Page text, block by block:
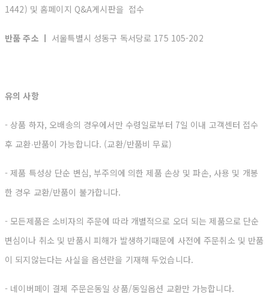
1442) 및 홈페이지 Q&A게시판을 접수
반품 주소 ㅣ 서울특별시 성동구 독서당로 175 105-202
유의 사항
- 상품 하자, 오배송의 경우에서만 수령일로부터 7일 이내 고객센터 접수
후 교환∙반품이 가능합니다. (교환/반품비 무료)
- 제품 특성상 단순 변심, 부주의에 의한 제품 손상 및 파손, 사용 및 개봉
한 경우 교환/반품이 불가합니다.
- 모든제품은 소비자의 주문에 따라 개별적으로 오더 되는 제품으로 단순
변심이나 취소 및 반품시 피해가 발생하기때문에 사전에 주문취소 및 반품
이 되지않는다는 사실을 옵션란을 기재해 두었습니다.
- 네이버페이 결제 주문은동일 상품/동일옵션 교환만 가능합니다.